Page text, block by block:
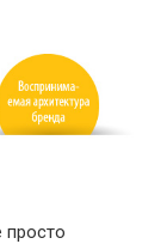
просто